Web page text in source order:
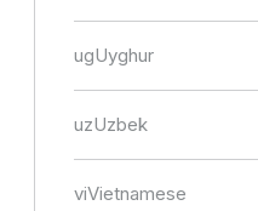
ugUyghur
uzUzbek
viVietnamese